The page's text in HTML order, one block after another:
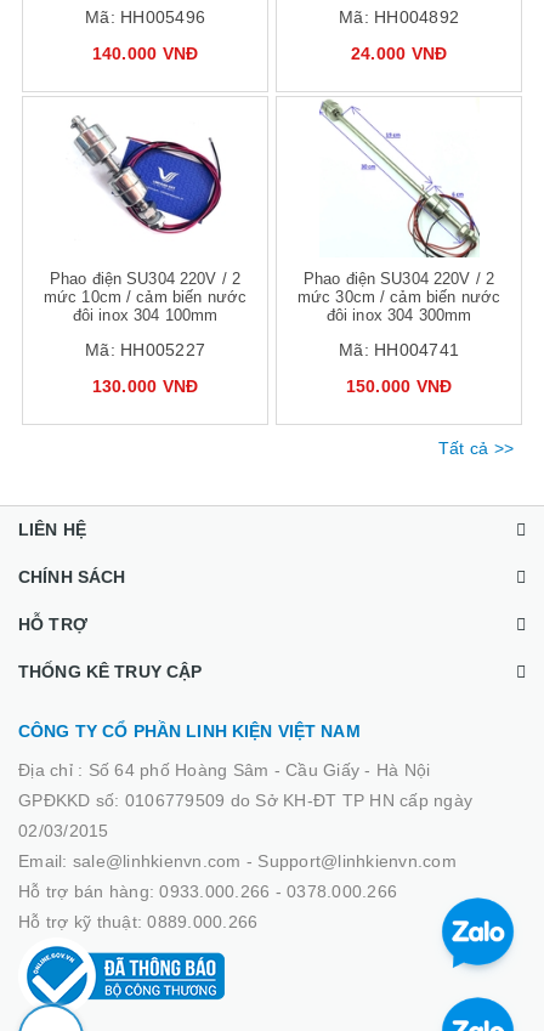
Mã: HH005496
140.000 VNĐ
Phao điện SU304 220V / 2
mức 10cm / cảm biến nước
đôi inox 304 100mm
Mã: HH005227
130.000 VNĐ
Mã: HH004892
24.000 VNĐ
Phao điện SU304 220V / 2
mức 30cm / cảm biến nước
đôi inox 304 300mm
Mã: HH004741
150.000 VNĐ
Tất cả >>
LIÊN HỆ
CHÍNH SÁCH
HỖ TRỢ
THỐNG KÊ TRUY CẬP
CÔNG TY CỔ PHẦN LINH KIỆN VIỆT NAM
Địa chỉ : Số 64 phố Hoàng Sâm - Cầu Giấy - Hà Nội
GPĐKKD số: 0106779509 do Sở KH-ĐT TP HN cấp ngày
02/03/2015
Email: sale@linhkienvn.com - Support@linhkienvn.com
Hỗ trợ bán hàng: 0933.000.266 - 0378.000.266
Hỗ trợ kỹ thuật: 0889.000.266